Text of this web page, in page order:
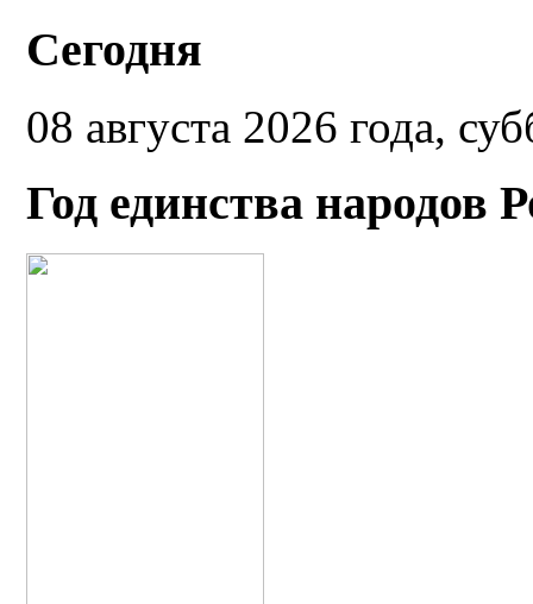
Сегодня
08 августа 2026 года,
Год единства народов